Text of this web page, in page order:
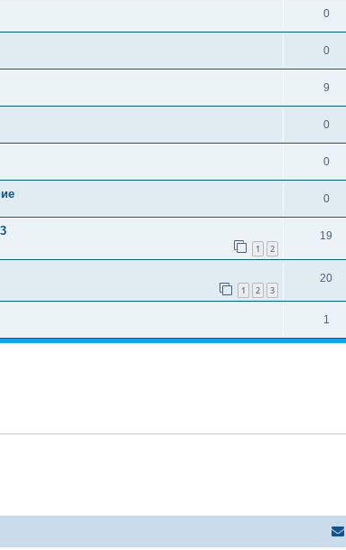
0
0
9
0
0
0
1 2
19
1 2 3
20
1